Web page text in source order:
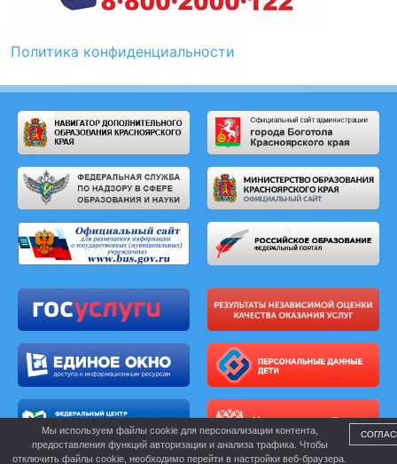
Политика конфиденциальности
Мы используем файлы cookie для персонализации контента,
предоставления функций авторизации и анализа трафика. Чтобы
отключить файлы cookie, необходимо перейти в настройки веб-браузера.